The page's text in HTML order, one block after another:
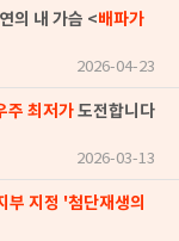
의 내 가슴 <배파가
2026-04-23
주 최저가도전합니다
2026-03-13
부 지정 '첨단재생의